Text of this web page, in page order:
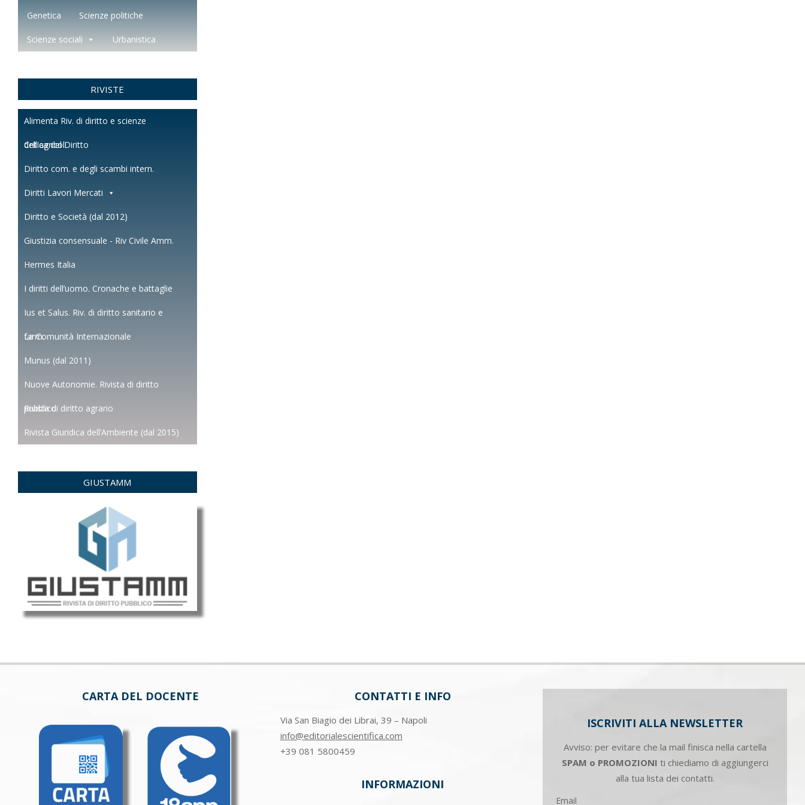
Genetica Scienze politiche
Scienze sociali Urbanistica
RIVISTE
Alimenta Riv. di diritto e scienze
dell'agricol.
Critica del Diritto
Diritto com. e degli scambi intern.
Diritti Lavori Mercati
Diritto e Società (dal 2012)
Giustizia consensuale - Riv Civile Amm.
Hermes Italia
I diritti dell’uomo. Cronache e battaglie
Ius et Salus. Riv. di diritto sanitario e
farm.
La Comunità Internazionale
Munus (dal 2011)
Nuove Autonomie. Rivista di diritto
pubblico
Rivista di diritto agrario
Rivista Giuridica dell’Ambiente (dal 2015)
GIUSTAMM
CARTA DEL DOCENTE CONTATTI E INFO
Via San Biagio dei Librai, 39 – Napoli
info@editorialescientifica.com
+39 081 5800459
INFORMAZIONI
ISCRIVITI ALLA NEWSLETTER
Avviso: per evitare che la mail finisca nella cartella
SPAM o PROMOZIONI ti chiediamo di aggiungerci
alla tua lista dei contatti.
Email